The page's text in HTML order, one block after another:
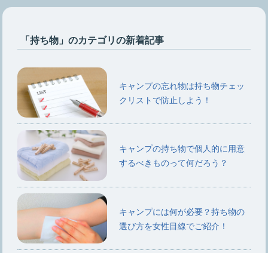
「持ち物」のカテゴリの新着記事
キャンプの忘れ物は持ち物チェッ
クリストで防止しよう！
キャンプの持ち物で個人的に用意
するべきものって何だろう？
キャンプには何が必要？持ち物の
選び方を女性目線でご紹介！